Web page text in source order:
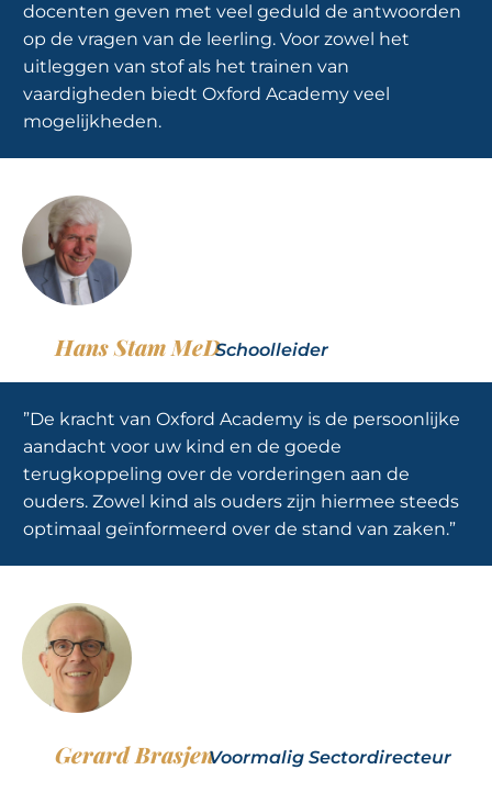
docenten geven met veel geduld de antwoorden
op de vragen van de leerling. Voor zowel het
uitleggen van stof als het trainen van
vaardigheden biedt Oxford Academy veel
mogelijkheden.
Hans Stam MeDSchoolleider
”De kracht van Oxford Academy is de persoonlijke
aandacht voor uw kind en de goede
terugkoppeling over de vorderingen aan de
ouders. Zowel kind als ouders zijn hiermee steeds
optimaal geïnformeerd over de stand van zaken.”
Gerard BrasjenVoormalig Sectordirecteur